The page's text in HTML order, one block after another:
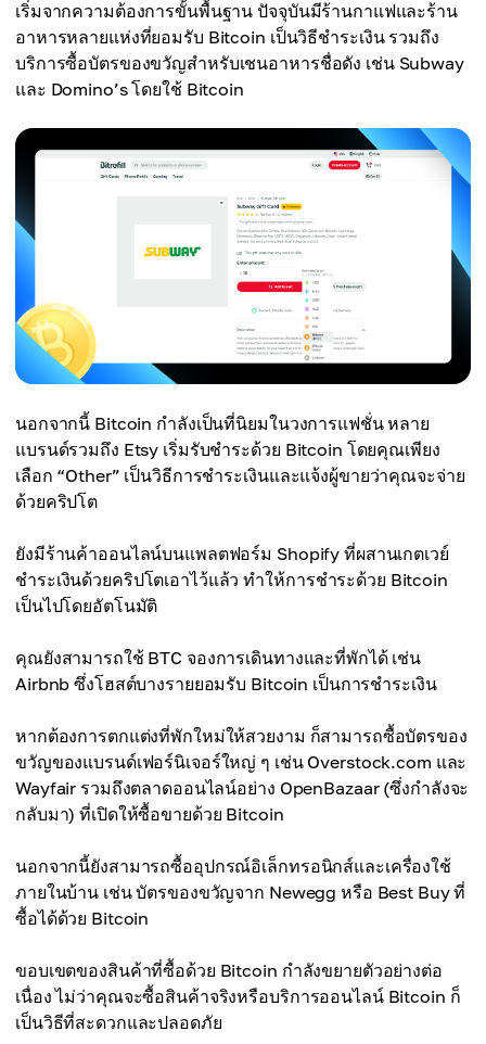
เริ่มจากความต้องการขั้นพื้นฐาน ปัจจุบันมีร้านกาแฟและร้าน
อาหารหลายแห่งที่ยอมรับ Bitcoin เป็นวิธีชำระเงิน รวมถึง
บริการซื้อบัตรของขวัญสำหรับเชนอาหารชื่อดัง เช่น Subway
และ Domino’s โดยใช้ Bitcoin
นอกจากนี้ Bitcoin กำลังเป็นที่นิยมในวงการแฟชั่น หลาย
แบรนด์รวมถึง Etsy เริ่มรับชำระด้วย Bitcoin โดยคุณเพียง
เลือก “Other” เป็นวิธีการชำระเงินและแจ้งผู้ขายว่าคุณจะจ่าย
ด้วยคริปโต
ยังมีร้านค้าออนไลน์บนแพลตฟอร์ม Shopify ที่ผสานเกตเวย์
ชำระเงินด้วยคริปโตเอาไว้แล้ว ทำให้การชำระด้วย Bitcoin
เป็นไปโดยอัตโนมัติ
คุณยังสามารถใช้ BTC จองการเดินทางและที่พักได้ เช่น
Airbnb ซึ่งโฮสต์บางรายยอมรับ Bitcoin เป็นการชำระเงิน
หากต้องการตกแต่งที่พักใหม่ให้สวยงาม ก็สามารถซื้อบัตรของ
ขวัญของแบรนด์เฟอร์นิเจอร์ใหญ่ ๆ เช่น Overstock.com และ
Wayfair รวมถึงตลาดออนไลน์อย่าง OpenBazaar (ซึ่งกำลังจะ
กลับมา) ที่เปิดให้ซื้อขายด้วย Bitcoin
นอกจากนี้ยังสามารถซื้ออุปกรณ์อิเล็กทรอนิกส์และเครื่องใช้
ภายในบ้าน เช่น บัตรของขวัญจาก Newegg หรือ Best Buy ที่
ซื้อได้ด้วย Bitcoin
ขอบเขตของสินค้าที่ซื้อด้วย Bitcoin กำลังขยายตัวอย่างต่อ
เนื่อง ไม่ว่าคุณจะซื้อสินค้าจริงหรือบริการออนไลน์ Bitcoin ก็
เป็นวิธีที่สะดวกและปลอดภัย